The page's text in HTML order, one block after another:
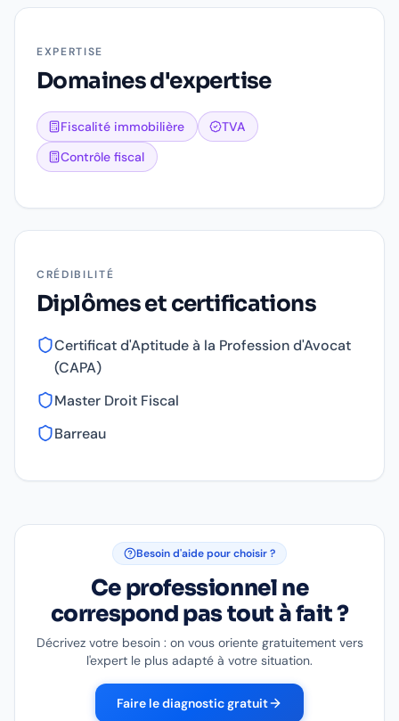
EXPERTISE
Domaines d'expertise
Fiscalité immobilière
TVA
Contrôle fiscal
CRÉDIBILITÉ
Diplômes et certifications
Certificat d'Aptitude à la Profession d'Avocat
(CAPA)
Master Droit Fiscal
Barreau
Besoin d'aide pour choisir ?
Ce professionnel ne
correspond pas tout à fait ?
Décrivez votre besoin : on vous oriente gratuitement vers
l'expert le plus adapté à votre situation.
Faire le diagnostic gratuit